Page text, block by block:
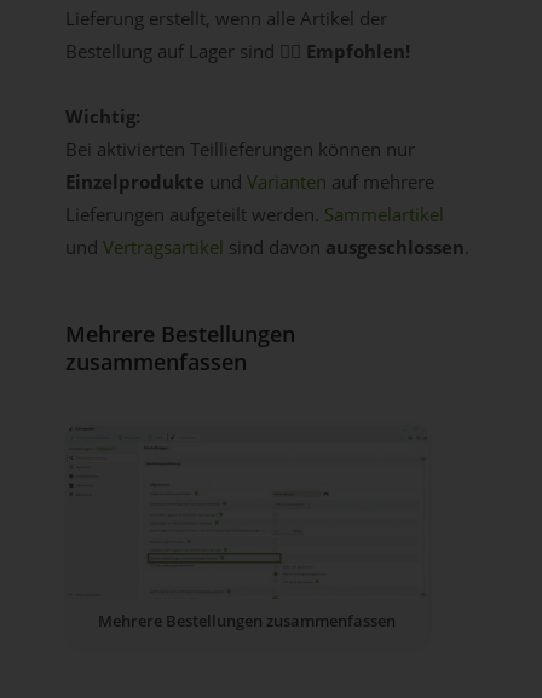
Lieferung erstellt, wenn alle Artikel der
Bestellung auf Lager sind 👉🏻 Empfohlen!
Wichtig:
Bei aktivierten Teillieferungen können nur
Einzelprodukte und Varianten auf mehrere
Lieferungen aufgeteilt werden. Sammelartikel
und Vertragsartikel sind davon ausgeschlossen.
Mehrere Bestellungen
zusammenfassen
Mehrere Bestellungen zusammenfassen